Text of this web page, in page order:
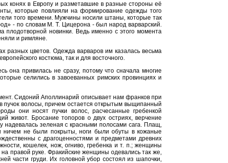
конях в Европу и разметавшие в разные стороны её
которые повлияли на формирование одежды того
того времени. Мужчины носили штаны, которые так
- по словам М. Т. Цицерона - был народ варварский.
плодотворной новинки. Ведь именно с этого момента
и римляне.
разных цветов. Одежда варваров им казалась весьма
костюма, так и для восточного.
она привилась не сразу, потому что сначала многие
селились в завоеванных римских провинциях и
Сидоний Аполлинарий описывает нам франков при
пучок волосы, причем остается открытым выщипанный
они носят пучки волос, расчесанные гребенкой
живот. Бросание топоров о двух остриях, верчение
надевалась зеленая с красными полосами сага. Плащ,
ничем не были покрыты, ноги были обуты в кожаные
с драгоценностями и предметами древних
кошелек, нож, огниво, гребенка и т. п.; женщины
правой руке. Фракийские женщины одевались так же,
части груди. Их головной убор состоял из шапочки,